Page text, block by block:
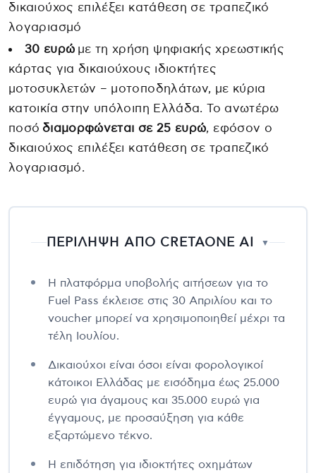
δικαιούχος επιλέξει κατάθεση σε τραπεζικό
λογαριασμό
30 ευρώ με τη χρήση ψηφιακής χρεωστικής
κάρτας για δικαιούχους ιδιοκτήτες
μοτοσυκλετών – μοτοποδηλάτων, με κύρια
κατοικία στην υπόλοιπη Ελλάδα. Το ανωτέρω
ποσό διαμορφώνεται σε 25 ευρώ, εφόσον ο
δικαιούχος επιλέξει κατάθεση σε τραπεζικό
λογαριασμό.
ΠΕΡΙΛΗΨΗ ΑΠΟ CRETAONE AI ▼
Η πλατφόρμα υποβολής αιτήσεων για το
Fuel Pass έκλεισε στις 30 Απριλίου και το
voucher μπορεί να χρησιμοποιηθεί μέχρι τα
τέλη Ιουλίου.
Δικαιούχοι είναι όσοι είναι φορολογικοί
κάτοικοι Ελλάδας με εισόδημα έως 25.000
ευρώ για άγαμους και 35.000 ευρώ για
έγγαμους, με προσαύξηση για κάθε
εξαρτώμενο τέκνο.
Η επιδότηση για ιδιοκτήτες οχημάτων